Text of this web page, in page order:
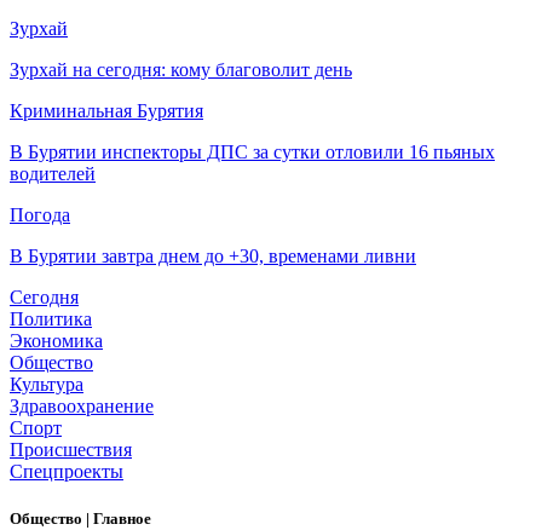
Зурхай
Зурхай на сегодня: кому благоволит день
Криминальная Бурятия
В Бурятии инспекторы ДПС за сутки отловили 16 пьяных
водителей
Погода
В Бурятии завтра днем до +30, временами ливни
Сегодня
Политика
Экономика
Общество
Культура
Здравоохранение
Спорт
Происшествия
Спецпроекты
Общество | Главное